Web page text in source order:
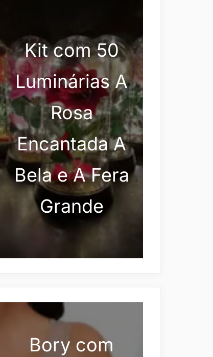
Kit com 50
Luminárias A
Rosa
Encantada A
Bela e A Fera
Grande
Bory com